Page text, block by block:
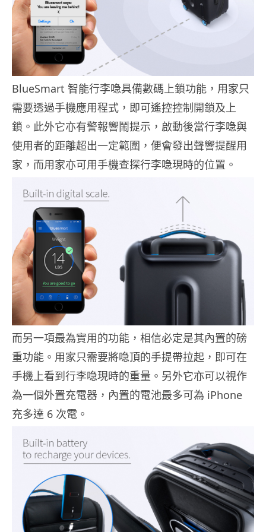
BlueSmart 智能行李喼具備數碼上鎖功能，用家只
需要透過手機應用程式，即可遙控控制開鎖及上
鎖。此外它亦有警報響鬧提示，啟動後當行李喼與
使用者的距離超出一定範圍，便會發出聲響提醒用
家，而用家亦可用手機查探行李喼現時的位置。
而另一項最為實用的功能，相信必定是其內置的磅
重功能。用家只需要將喼頂的手提帶拉起，即可在
手機上看到行李喼現時的重量。另外它亦可以視作
為一個外置充電器，內置的電池最多可為 iPhone
充多達 6 次電。